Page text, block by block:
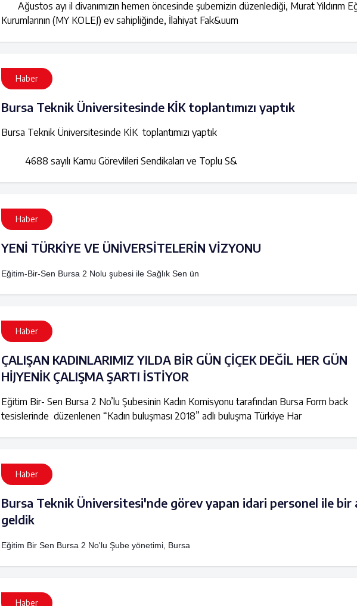
Ağustos ayı il divanımızın hemen öncesinde şubemizin düzenlediği, Murat Yıldırım
Kurumlarının (MY KOLEJ) ev sahipliğinde, İlahiyat Fak&uum
Haber
Bursa Teknik Üniversitesinde KİK toplantımızı yaptık
Bursa Teknik Üniversitesinde KİK toplantımızı yaptık
4688 sayılı Kamu Görevlileri Sendikaları ve Toplu S&
Haber
YENİ TÜRKİYE VE ÜNİVERSİTELERİN VİZYONU
Eğitim-Bir-Sen Bursa 2 Nolu şubesi ile Sağlık Sen ün
Haber
ÇALIŞAN KADINLARIMIZ YILDA BİR GÜN ÇİÇEK DEĞİL HER GÜN
HİJYENİK ÇALIŞMA ŞARTI İSTİYOR
Eğitim Bir- Sen Bursa 2 No’lu Şubesinin Kadın Komisyonu tarafından Bursa Form back
tesislerinde düzenlenen “Kadın buluşması 2018” adlı buluşma Türkiye Har
Haber
Bursa Teknik Üniversitesi'nde görev yapan idari personel ile bir
geldik
Eğitim Bir Sen Bursa 2 No'lu Şube yönetimi, Bursa
Haber